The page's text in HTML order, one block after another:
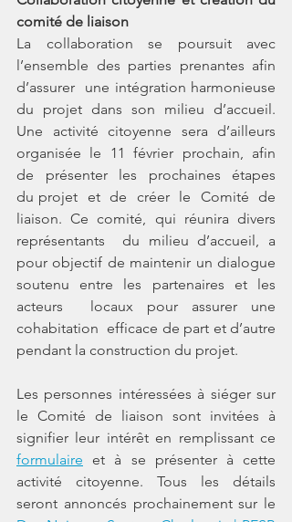
comité de liaison
La  collaboration  se  poursuit  avec
l’ensemble  des  parties  prenantes  afin
d’assurer  une intégration harmonieuse
du projet dans son milieu d’accueil.
Une activité citoyenne sera d’ailleurs
organisée  le  11  février  prochain,  afin
de  présenter  les  prochaines  étapes
du projet  et  de  créer  le  Comité  de
liaison.  Ce  comité,  qui  réunira  divers
représentants  du milieu d’accueil, a
pour objectif de maintenir un dialogue
soutenu entre les partenaires et les
acteurs  locaux pour assurer une
cohabitation  efficace de part et d’autre
pendant la construction du projet.
Les personnes intéressées à siéger sur
le Comité de liaison sont invitées à
formulaire et à se présenter à cette
activité citoyenne. Tous les détails